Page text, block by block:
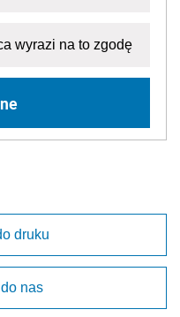
wyrazi na to zgodę
druku
nas